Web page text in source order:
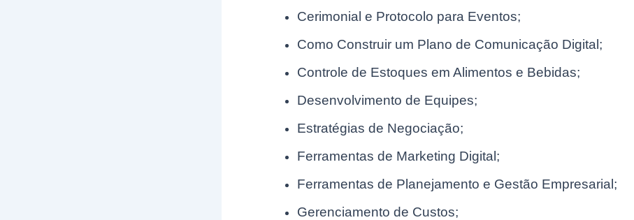
Cerimonial e Protocolo para Eventos;
Como Construir um Plano de Comunicação Digital;
Controle de Estoques em Alimentos e Bebidas;
Desenvolvimento de Equipes;
Estratégias de Negociação;
Ferramentas de Marketing Digital;
Ferramentas de Planejamento e Gestão Empresarial;
Gerenciamento de Custos;